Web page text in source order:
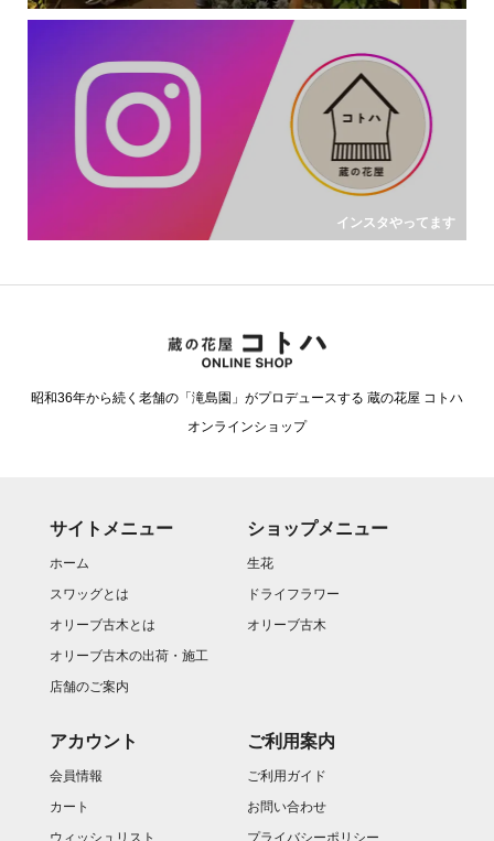
インスタやってます
昭和36年から続く老舗の「滝島園」がプロデュースする 蔵の花屋 コトハ
オンラインショップ
サイトメニュー
ホーム
スワッグとは
オリーブ古木とは
オリーブ古木の出荷・施工
店舗のご案内
ショップメニュー
生花
ドライフラワー
オリーブ古木
アカウント
会員情報
カート
ウィッシュリスト
ご利用案内
ご利用ガイド
お問い合わせ
プライバシーポリシー